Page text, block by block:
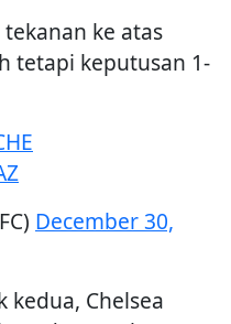
ke atas
tetapi keputusan 1-
December 30,
kedua, Chelsea